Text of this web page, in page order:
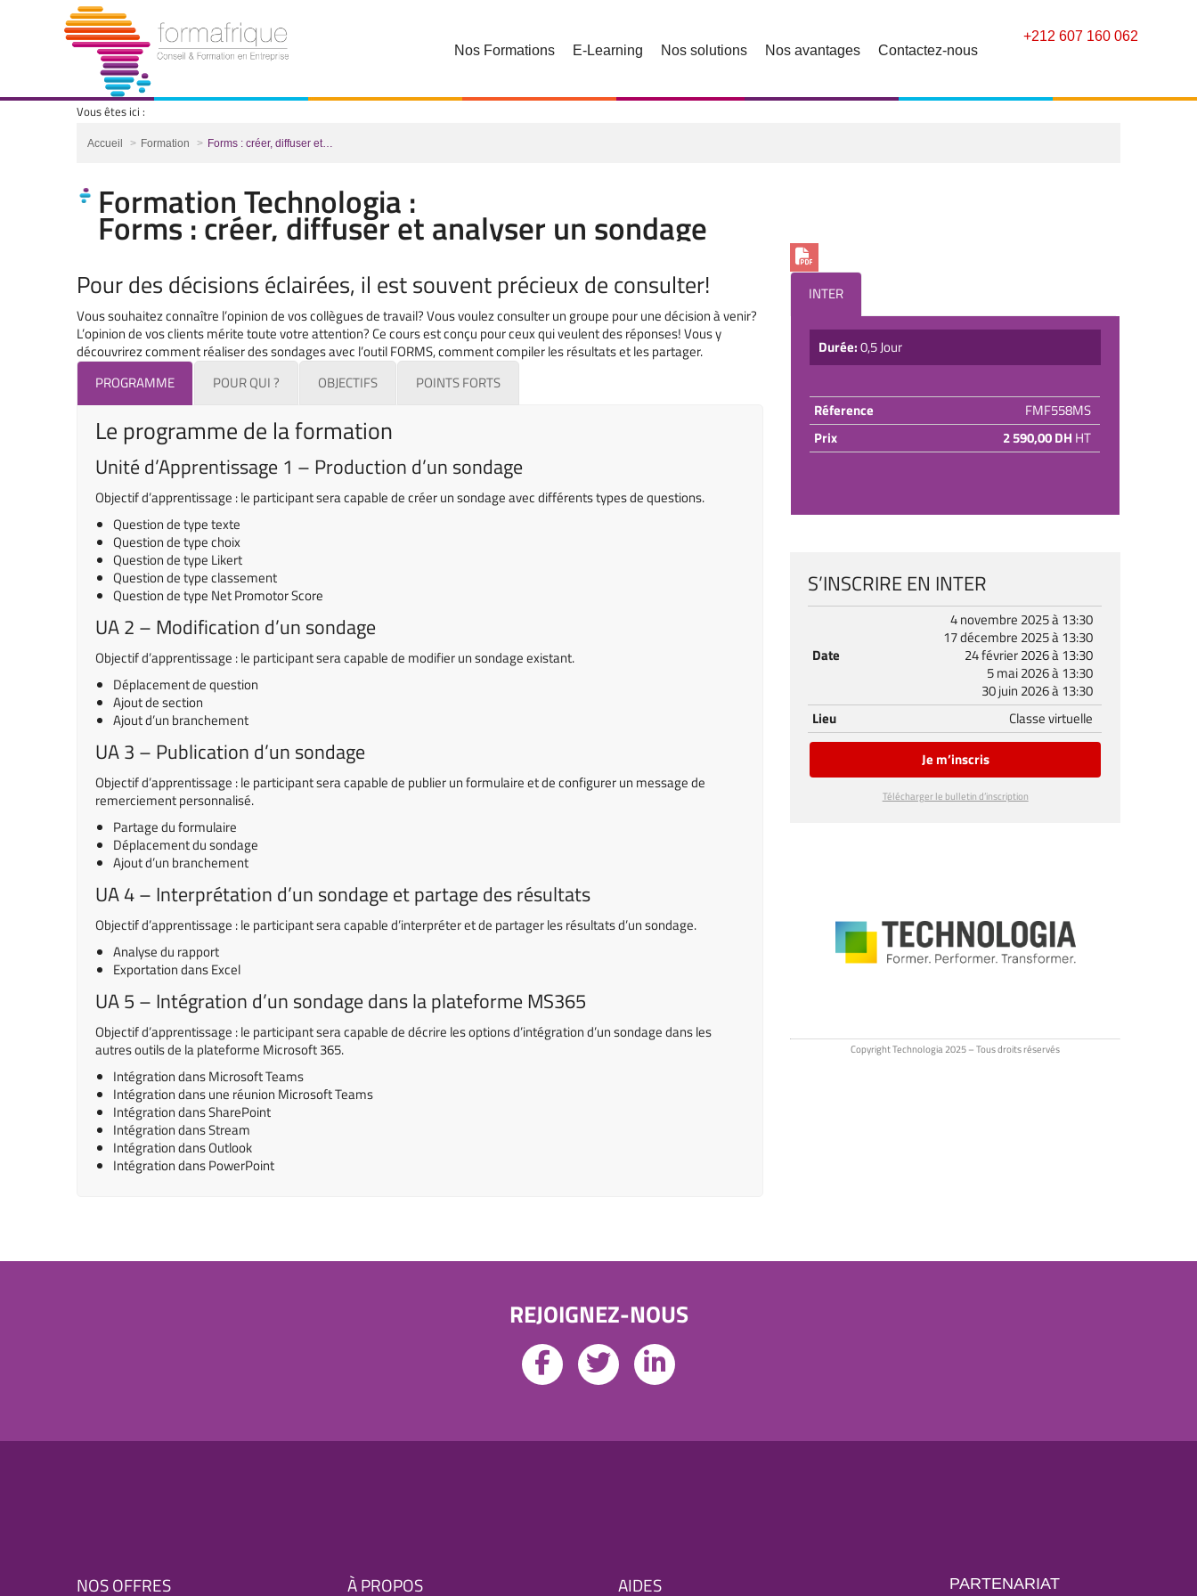
+212 607 160 062
Nos Formations
E-Learning Nos solutions Nos avantages Contactez-nous
Vous êtes ici :
Vous êtes ici :
Accueil Formation Forms : créer, diffuser et…
Formation Technologia :
Forms : créer, diffuser et analyser un sondage
Pour des décisions éclairées, il est souvent précieux de consulter!
Vous souhaitez connaître l’opinion de vos collègues de travail? Vous voulez consulter un groupe pour une décision à venir?
L’opinion de vos clients mérite toute votre attention? Ce cours est conçu pour ceux qui veulent des réponses! Vous y
découvrirez comment réaliser des sondages avec l’outil FORMS, comment compiler les résultats et les partager.
PROGRAMME
POUR QUI ? OBJECTIFS POINTS FORTS
Le programme de la formation
Unité d’Apprentissage 1 – Production d’un sondage
Objectif d’apprentissage : le participant sera capable de créer un sondage avec différents types de questions.
Question de type texte
Question de type choix
Question de type Likert
Question de type classement
Question de type Net Promotor Score
UA 2 – Modification d’un sondage
Objectif d’apprentissage : le participant sera capable de modifier un sondage existant.
Déplacement de question
Ajout de section
Ajout d’un branchement
UA 3 – Publication d’un sondage
Objectif d’apprentissage : le participant sera capable de publier un formulaire et de configurer un message de
remerciement personnalisé.
Partage du formulaire
Déplacement du sondage
Ajout d’un branchement
UA 4 – Interprétation d’un sondage et partage des résultats
Objectif d’apprentissage : le participant sera capable d’interpréter et de partager les résultats d’un sondage.
Analyse du rapport
Exportation dans Excel
UA 5 – Intégration d’un sondage dans la plateforme MS365
Objectif d’apprentissage : le participant sera capable de décrire les options d’intégration d’un sondage dans les
autres outils de la plateforme Microsoft 365.
Intégration dans Microsoft Teams
Intégration dans une réunion Microsoft Teams
Intégration dans SharePoint
Intégration dans Stream
Intégration dans Outlook
Intégration dans PowerPoint
INTER
Durée:0,5 Jour
Réference
FMF558MS
Prix
2 590,00 DH HT
S’INSCRIRE EN INTER
Date
4 novembre 2025 à 13:30
17 décembre 2025 à 13:30
24 février 2026 à 13:30
5 mai 2026 à 13:30
30 juin 2026 à 13:30
Lieu
Classe virtuelle
Je m’inscris
Télécharger le bulletin d’inscription
Copyright Technologia 2025 – Tous droits réservés
REJOIGNEZ-NOUS
NOS OFFRES À PROPOS AIDES
PARTENARIAT